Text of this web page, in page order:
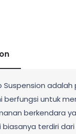
Suspension
berfungsi untuk
berkendara
biasanya terdiri